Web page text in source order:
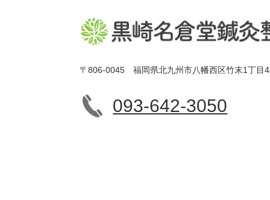
〒806-0045 福岡県北九州市八幡西区竹末1丁目
093-642-3050